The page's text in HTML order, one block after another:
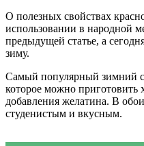
О полезных свойствах
использовании в народной
предыдущей статье, а
зиму.
Самый популярный зимний
которое можно приготовить
добавления желатина. В
студенистым и вкусным.